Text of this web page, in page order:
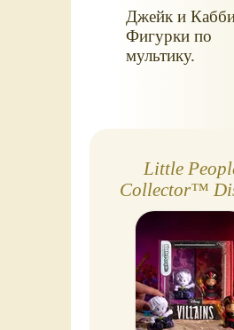
Джейк и
Фигурки по
мультику.
Little
Collector™
Villains:
Jafar.